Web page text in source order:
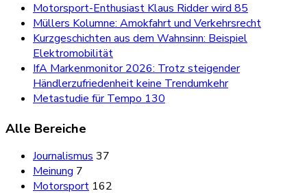
Motorsport-Enthusiast Klaus Ridder wird 85
Müllers Kolumne: Amokfahrt und Verkehrsrecht
Kurzgeschichten aus dem Wahnsinn: Beispiel
Elektromobilität
IfA Markenmonitor 2026: Trotz steigender
Händlerzufriedenheit keine Trendumkehr
Metastudie für Tempo 130
Alle Bereiche
Journalismus 37
Meinung 7
Motorsport 162